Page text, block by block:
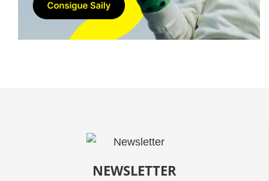
NEWSLETTER